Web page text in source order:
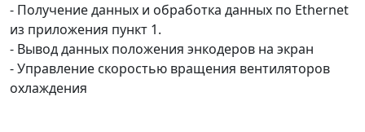
- Получение данных и обработка данных по Ethernet
из приложения пункт 1.
- Вывод данных положения энкодеров на экран
- Управление скоростью вращения вентиляторов
охлаждения